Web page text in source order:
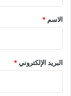
*
الاسم *
البريد الإلكتروني*